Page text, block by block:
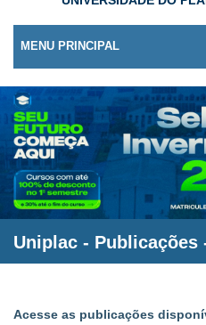
MENU PRINCIPAL
Uniplac - Publicações
Acesse as publicações